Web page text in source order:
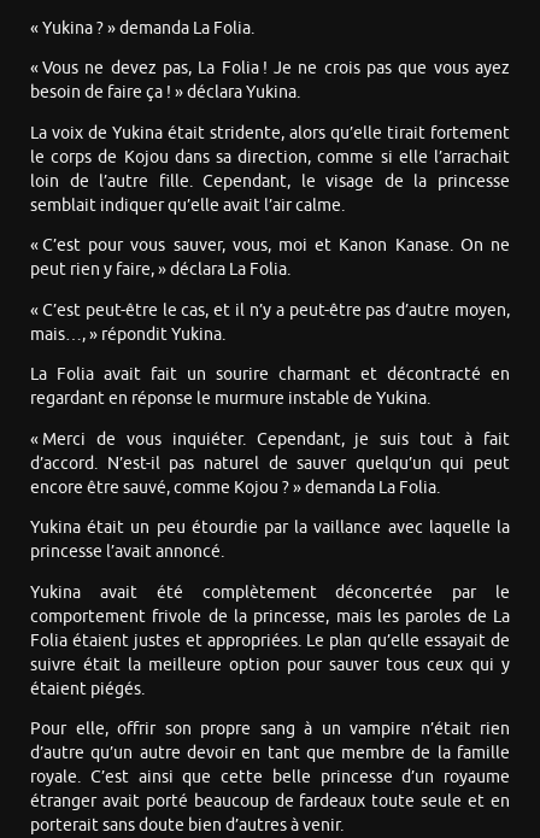
« Yukina ? » demanda La Folia.
« Vous ne devez pas, La Folia ! Je ne crois pas que vous ayez
besoin de faire ça ! » déclara Yukina.
La voix de Yukina était stridente, alors qu’elle tirait fortement
le corps de Kojou dans sa direction, comme si elle l’arrachait
loin de l’autre fille. Cependant, le visage de la princesse
semblait indiquer qu’elle avait l’air calme.
« C’est pour vous sauver, vous, moi et Kanon Kanase. On ne
peut rien y faire, » déclara La Folia.
« C’est peut-être le cas, et il n’y a peut-être pas d’autre moyen,
mais…, » répondit Yukina.
La Folia avait fait un sourire charmant et décontracté en
regardant en réponse le murmure instable de Yukina.
« Merci de vous inquiéter. Cependant, je suis tout à fait
d’accord. N’est-il pas naturel de sauver quelqu’un qui peut
encore être sauvé, comme Kojou ? » demanda La Folia.
Yukina était un peu étourdie par la vaillance avec laquelle la
princesse l’avait annoncé.
Yukina avait été complètement déconcertée par le
comportement frivole de la princesse, mais les paroles de La
Folia étaient justes et appropriées. Le plan qu’elle essayait de
suivre était la meilleure option pour sauver tous ceux qui y
étaient piégés.
Pour elle, offrir son propre sang à un vampire n’était rien
d’autre qu’un autre devoir en tant que membre de la famille
royale. C’est ainsi que cette belle princesse d’un royaume
étranger avait porté beaucoup de fardeaux toute seule et en
porterait sans doute bien d’autres à venir.